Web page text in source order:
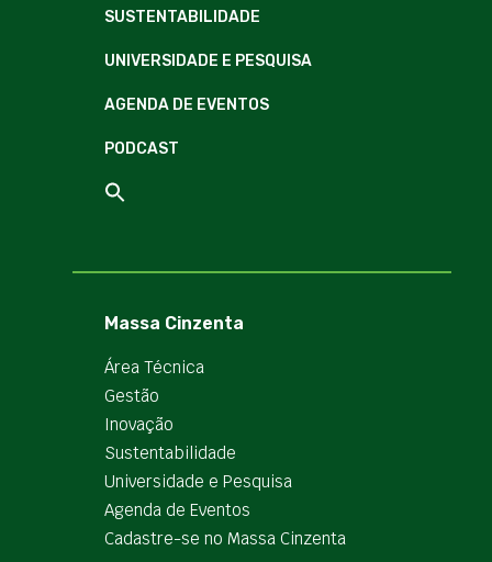
SUSTENTABILIDADE
UNIVERSIDADE E PESQUISA
AGENDA DE EVENTOS
PODCAST
Massa Cinzenta
Área Técnica
Gestão
Inovação
Sustentabilidade
Universidade e Pesquisa
Agenda de Eventos
Cadastre-se no Massa Cinzenta